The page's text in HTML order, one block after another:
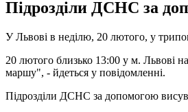
Підрозділи ДСНС за
У Львові в неділю, 20 лютого, у
20 лютого близько 13:00 у м. Львові
маршу", - йдеться у повідомленні.
Підрозділи ДСНС за допомогою